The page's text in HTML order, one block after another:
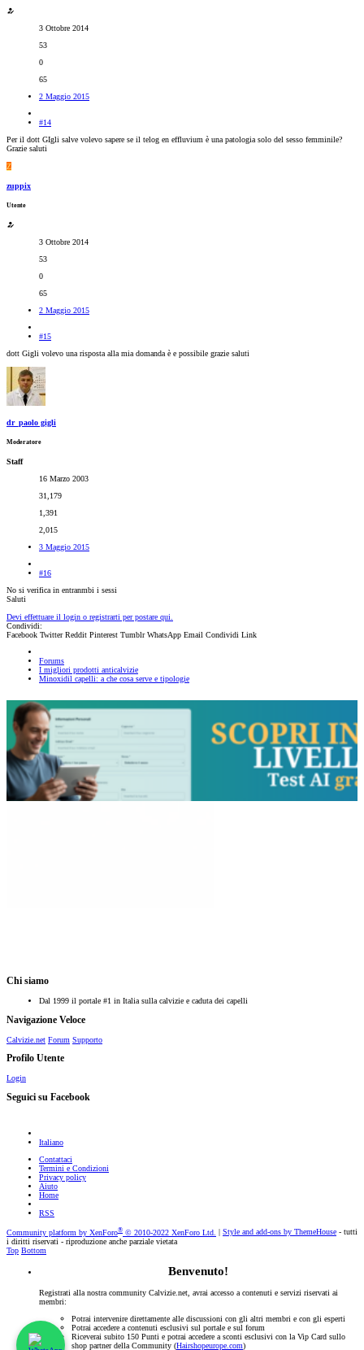
3 Ottobre 2014
53
0
65
2 Maggio 2015
#14
Per il dott GIgli salve volevo sapere se il telog en effluvium è una patologia solo del sesso femminile?
Grazie saluti
Z
zuppix
Utente
3 Ottobre 2014
53
0
65
2 Maggio 2015
#15
dott Gigli volevo una risposta alla mia domanda è e possibile grazie saluti
dr_paolo gigli
Moderatore
Staff
16 Marzo 2003
31,179
1,391
2,015
3 Maggio 2015
#16
No si verifica in entranmbi i sessi
Saluti
Devi effettuare il login o registrarti per postare qui.
Condividi:
Facebook Twitter Reddit Pinterest Tumblr WhatsApp Email Condividi Link
Forums
I migliori prodotti anticalvizie
Minoxidil capelli: a che cosa serve e tipologie
Chi siamo
Dal 1999 il portale #1 in Italia sulla calvizie e caduta dei capelli
Navigazione Veloce
Calvizie.net Forum Supporto
Profilo Utente
Login
Seguici su Facebook
Italiano
Contattaci
Termini e Condizioni
Privacy policy
Aiuto
Home
RSS
Community platform by XenForo® © 2010-2022 XenForo Ltd. Style and add-ons by ThemeHouse - tutti
i diritti riservati - riproduzione anche parziale vietata
Top Bottom
Benvenuto!
Registrati alla nostra community Calvizie.net, avrai accesso a contenuti e servizi riservati ai
membri:
Potrai intervenire direttamente alle discussioni con gli altri membri e con gli esperti
Potrai accedere a contenuti esclusivi sul portale e sul forum
Riceverai subito 150 Punti e potrai accedere a sconti esclusivi con la Vip Card sullo
shop partner della Community (Hairshopeurope.com)